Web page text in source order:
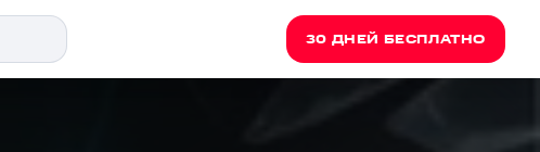
30 ДНЕЙ БЕСПЛАТНО